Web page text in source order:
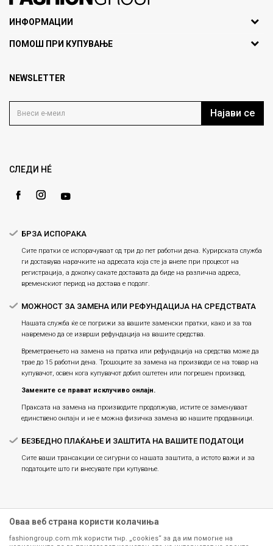
ИНФОРМАЦИИ
За нас
Продавници
Блог
Gift Card
ПОМОШ ПРИ КУПУВАЊЕ
Политика на приватност
Како да купите
Замена и рефундација на производи
NEWSLETTER
Најави се
СЛЕДИ НÉ
БРЗА ИСПОРАКА
Сите пратки се испорачуваат од три до пет работни дена. Курирската служба
ги доставува нарачките на адресата која сте ја внеле при процесот на
регистрација, а доколку сакате доставата да биде на различна адреса,
временскиот период на достава е подолг.
МОЖНОСТ ЗА ЗАМЕНА ИЛИ РЕФУНДАЦИЈА НА СРЕДСТВАТА
Нашата служба ќе се погрижи за вашите заменски пратки, како и за тоа
навремено да се изврши рефундација на вашите средства.
Времетраењето на замена на пратка или рефундацијa на средства може да
трае до 15 работни дена. Трошоците за замена на производи се на товар на
купувачот, освен кога купувачот добил оштетен или погрешен производ.
Замените се прават исклучиво онлајн.
Праксата на замена на производите продолжува, истите се заменуваат
единствено онлајн и не е можна физичка замена во нашите продавници.
БЕЗБЕДНО ПЛАЌАЊЕ И ЗАШТИТА НА ВАШИТЕ ПОДАТОЦИ
Сите ваши трансакции се сигурни со нашата заштита, а истото важи и за
податоците што ги внесувате при купување.
Оваа веб страна користи колачиња
fashiongroup.com.mk користи тнр. „cookies“ за да им помогне на